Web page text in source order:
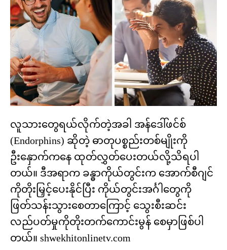
လူသားတွေရယ်လိုက်တဲ့အခါ အန်ဒေါ်ဖင်စ်
(Endorphins) ဆိုတဲ့ ဓာတုပစ္စည်းတစ်မျိုးကို
ဦးနှောက်ကနေ ထုတ်လွှတ်ပေးတယ်လို့သိရပါ
တယ်။ ဒီအရာက ခန္ဓာကိုယ်တွင်းက အောက်စီဂျင်
ကိုတိုးမြှင့်ပေးနိုင်ပြီး ကိုယ်တွင်းအင်္ဂါတွေကို
ဖြတ်သန်းသွားစေတာကြောင့် သွေးစီးဆင်း
လည်ပတ်မှုကိုတိုးတက်ကောင်းမွန် စေမှာဖြစ်ပါ
တယ်။ shwekhitonlinetv.com